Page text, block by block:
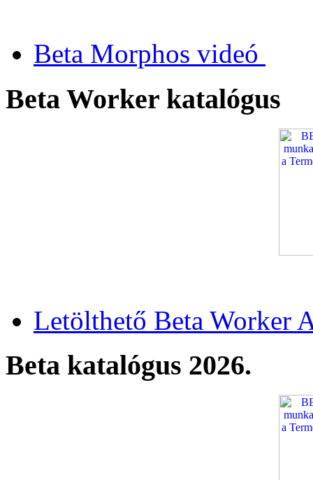
Beta Morphos videó
Beta Worker katalógus
Letölthető Beta Worker
Beta katalógus 2026.